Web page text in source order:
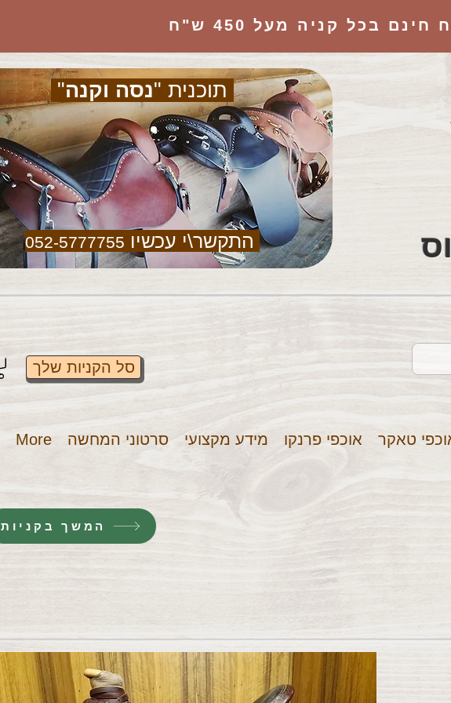
חינם בכל קניה מעל 450 ש"ח
תוכנית "נסה וקנה"
התקשר\י עכשיו 052-5777755
סל הקניות שלך
טאקר אוכפי פרנקו מידע מקצועי סרטוני המחשה More
המשך בקניות